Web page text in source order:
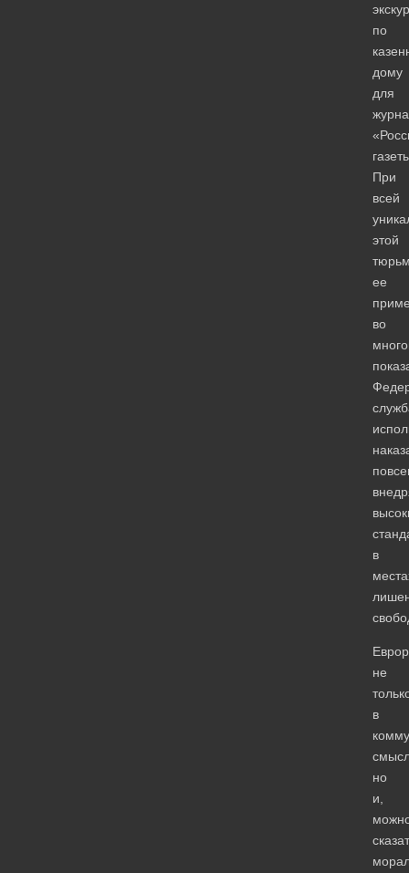
по
дому
для
При
всей
этой
ее
во
в
не
в
но
и,